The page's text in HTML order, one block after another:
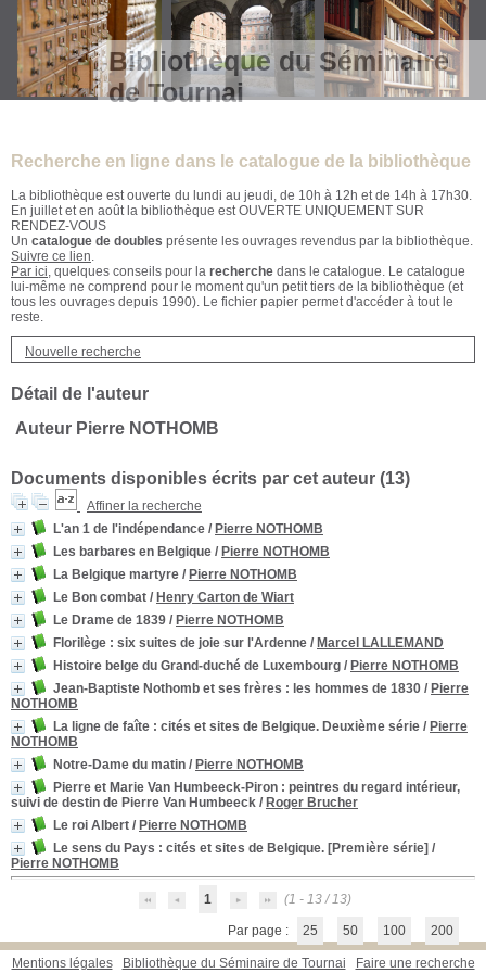
Bibliothèque du Séminaire
de Tournai
Recherche en ligne dans le catalogue de la bibliothèque
La bibliothèque est ouverte du lundi au jeudi, de 10h à 12h et de 14h à 17h30.
En juillet et en août la bibliothèque est OUVERTE UNIQUEMENT SUR
RENDEZ-VOUS
Un catalogue de doubles présente les ouvrages revendus par la bibliothèque.
Suivre ce lien.
Par ici, quelques conseils pour la recherche dans le catalogue. Le catalogue
lui-même ne comprend pour le moment qu'un petit tiers de la bibliothèque (et
tous les ouvrages depuis 1990). Le fichier papier permet d'accéder à tout le
reste.
Nouvelle recherche
Détail de l'auteur
Auteur Pierre NOTHOMB
Documents disponibles écrits par cet auteur (13)
Affiner la recherche
L'an 1 de l'indépendance / Pierre NOTHOMB
Les barbares en Belgique / Pierre NOTHOMB
La Belgique martyre / Pierre NOTHOMB
Le Bon combat / Henry Carton de Wiart
Le Drame de 1839 / Pierre NOTHOMB
Florilège : six suites de joie sur l'Ardenne / Marcel LALLEMAND
Histoire belge du Grand-duché de Luxembourg / Pierre NOTHOMB
Jean-Baptiste Nothomb et ses frères : les hommes de 1830 / Pierre
NOTHOMB
La ligne de faîte : cités et sites de Belgique. Deuxième série / Pierre
NOTHOMB
Notre-Dame du matin / Pierre NOTHOMB
Pierre et Marie Van Humbeeck-Piron : peintres du regard intérieur,
suivi de destin de Pierre Van Humbeeck / Roger Brucher
Le roi Albert / Pierre NOTHOMB
Le sens du Pays : cités et sites de Belgique. [Première série] /
Pierre NOTHOMB
1 (1 - 13 / 13)
Par page : 25 50 100 200
Mentions légales Bibliothèque du Séminaire de Tournai
Faire une recherche